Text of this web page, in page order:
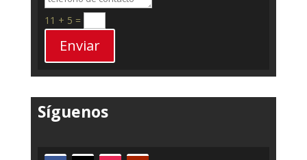
11 + 5 =
Enviar
Síguenos